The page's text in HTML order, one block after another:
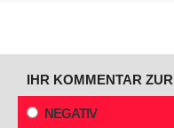
IHR KOMMENTAR
NEGATIV